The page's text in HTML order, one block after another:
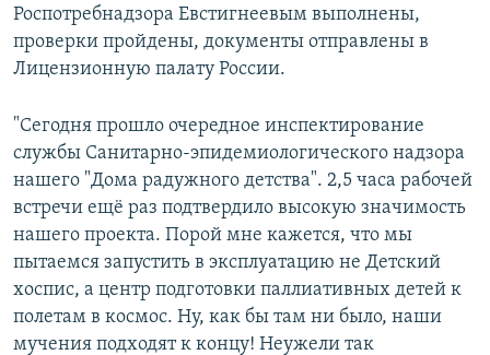
Роспотребнадзора Евстигнеевым выполнены,
проверки пройдены, документы отправлены в
Лицензионную палату России.
"Сегодня прошло очередное инспектирование
службы Санитарно-эпидемиологического надзора
нашего "Дома радужного детства". 2,5 часа рабочей
встречи ещё раз подтвердило высокую значимость
нашего проекта. Порой мне кажется, что мы
пытаемся запустить в эксплуатацию не Детский
хоспис, а центр подготовки паллиативных детей к
полетам в космос. Ну, как бы там ни было, наши
мучения подходят к концу! Неужели так